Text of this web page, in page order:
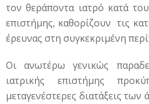
τον θεράποντα ιατρό κατά
επιστήμης, καθορίζουν τις
έρευνας στη συγκεκριμένη
Οι ανωτέρω γενικώς
ιατρικής επιστήμης
μεταγενέστερες διατάξεις